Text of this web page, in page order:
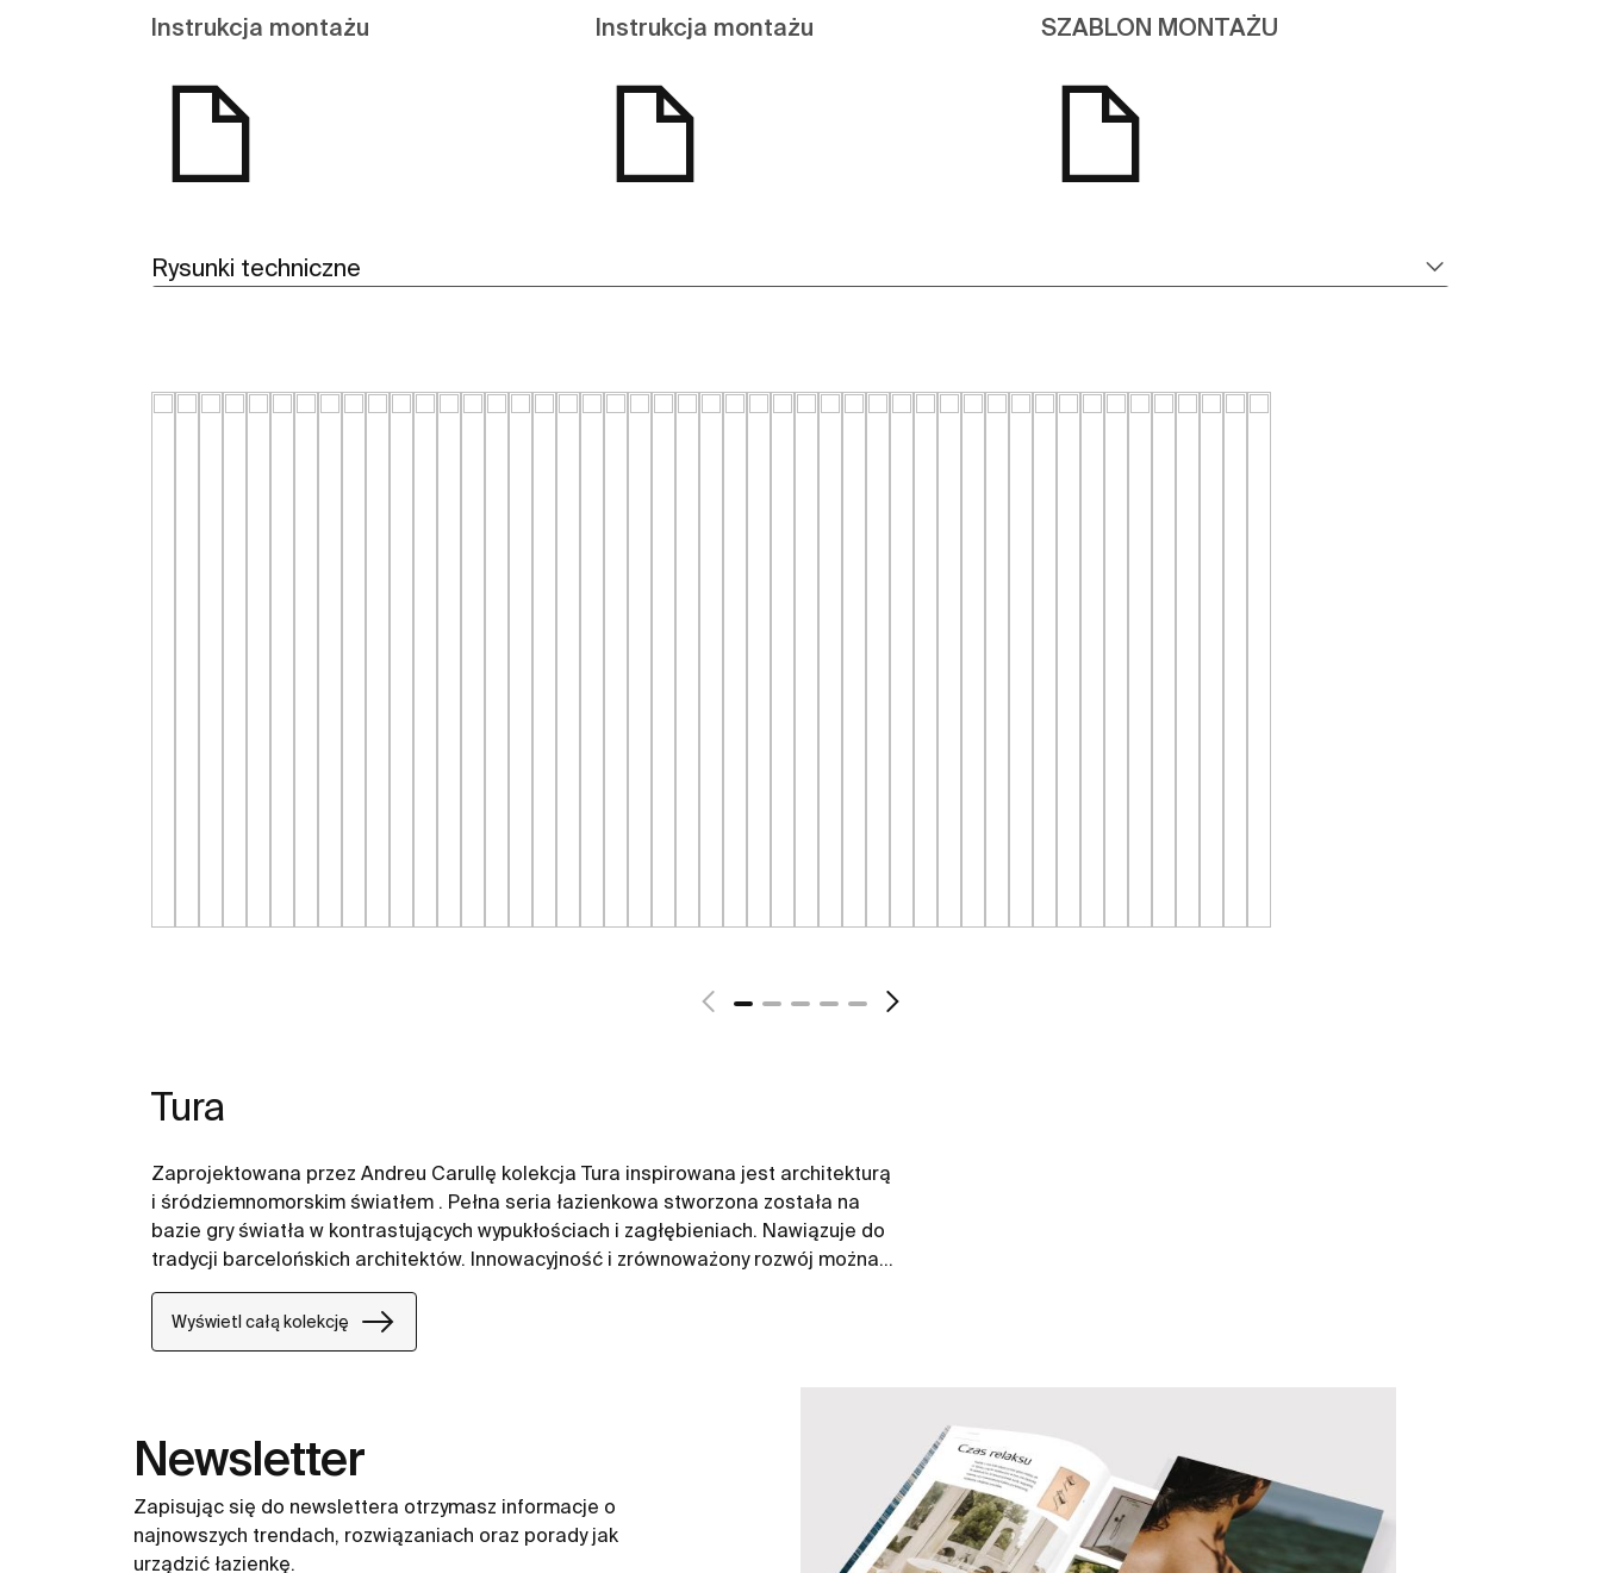
Instrukcja montażu Instrukcja montażu SZABLON MONTAŻU
Rysunki techniczne
Tura
Zaprojektowana przez Andreu Carullę kolekcja Tura inspirowana jest architekturą
i śródziemnomorskim światłem . Pełna seria łazienkowa stworzona została na
bazie gry światła w kontrastujących wypukłościach i zagłębieniach. Nawiązuje do
tradycji barcelońskich architektów. Innowacyjność i zrównoważony rozwój można
odnaleźć na wielu płaszczyznach począwszy od projektu i technologii po
wykorzystanie materiałów pochodzących z recyklingu i opakowań wolnych od
plastiku.
Wyświetl całą kolekcję
Newsletter
Zapisując się do newslettera otrzymasz informacje o
najnowszych trendach, rozwiązaniach oraz porady jak
urządzić łazienkę.